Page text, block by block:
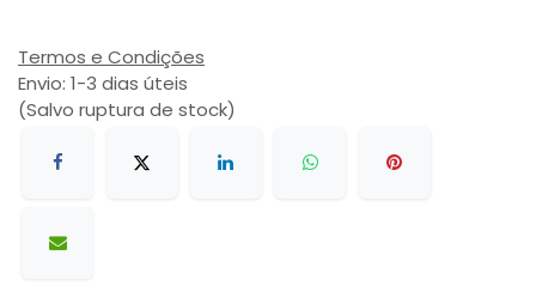
Termos e Condições
Envio: 1-3 dias úteis
(Salvo ruptura de stock)